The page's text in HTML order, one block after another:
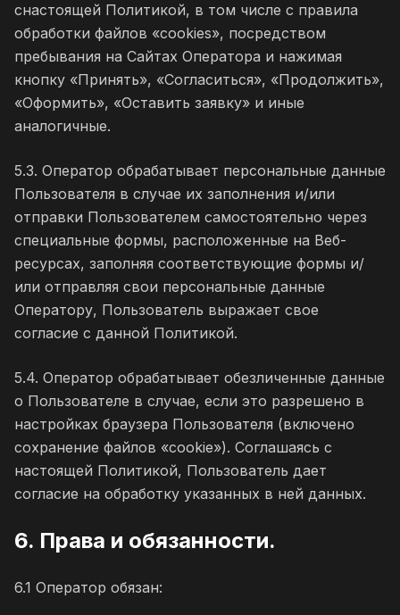
снастоящей Политикой, в том числе с правила
обработки файлов «cookies», посредством
пребывания на Сайтах Оператора и нажимая
кнопку «Принять», «Согласиться», «Продолжить»,
«Оформить», «Оставить заявку» и иные
аналогичные.
5.3. Оператор обрабатывает персональные данные
Пользователя в случае их заполнения и/или
отправки Пользователем самостоятельно через
специальные формы, расположенные на Веб-
ресурсах, заполняя соответствующие формы и/
или отправляя свои персональные данные
Оператору, Пользователь выражает свое
согласие с данной Политикой.
5.4. Оператор обрабатывает обезличенные данные
о Пользователе в случае, если это разрешено в
настройках браузера Пользователя (включено
сохранение файлов «cookie»). Соглашаясь с
настоящей Политикой, Пользователь дает
согласие на обработку указанных в ней данных.
6. Права и обязанности.
6.1 Оператор обязан: